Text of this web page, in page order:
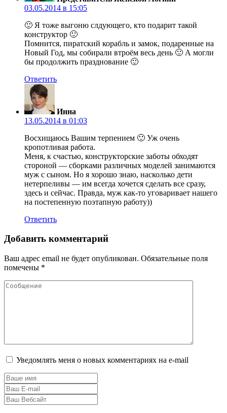
03.05.2014 в 15:05
🙂 Я тоже выгоню слдующего, кто подарит такой
конструктор 🙂
Помнится, пиратский корабль и замок, подаренные на
Новый Год, мы собирали втроём весь день 🙂 А могли
бы продолжить празднование 🙂
Ответить
Инна
13.05.2014 в 01:03
Восхищаюсь Вашим терпением 🙂 Уж очень
кропотливая работа.
Меня, к счастью, конструкторские заботы обходят
стороной — сборками различных моделей занимаются
муж с сыном. Но я хорошо знаю, насколько дети
нетерпеливы — им всегда хочется сделать все сразу,
здесь и сейчас. Правда, муж как-то уговаривает нашего
на постепенную поэтапную работу))
Ответить
Добавить комментарий
Ваш адрес email не будет опубликован. Обязательные поля
помечены *
Уведомлять меня о новых комментариях на e-mail